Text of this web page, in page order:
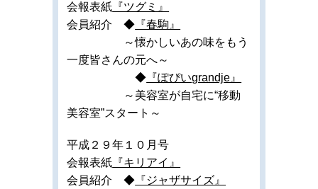
会報表紙 『ツグミ』
会員紹介 ◆ 『春駒』
～懐かしいあの味をもう
一度皆さんの元へ～
◆ 『ぽぴいgrandje』
～美容室が自宅に“移動
美容室”スタート～
平成２９年１０月号
会報表紙 『キリアイ』
会員紹介 ◆ 『ジャザサイズ』